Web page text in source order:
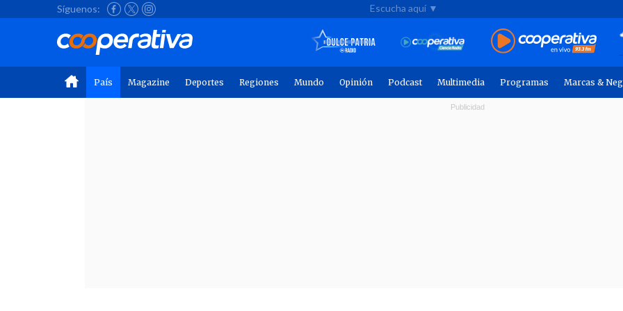
Síguenos: Escucha aquí ▼
País Magazine Deportes Regiones Mundo Opinión Podcast Multimedia Programas Marcas &